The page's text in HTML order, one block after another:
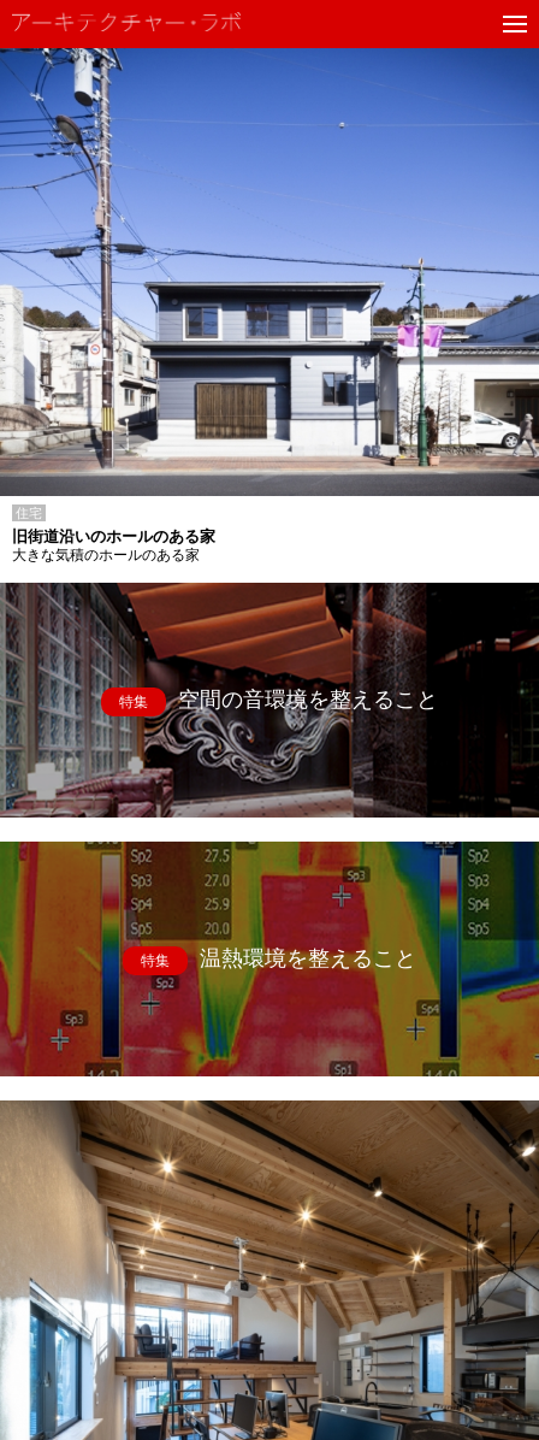
住宅
旧街道沿いのホールのある家
大きな気積のホールのある家
特集 空間の音環境を整えること
特集 温熱環境を整えること